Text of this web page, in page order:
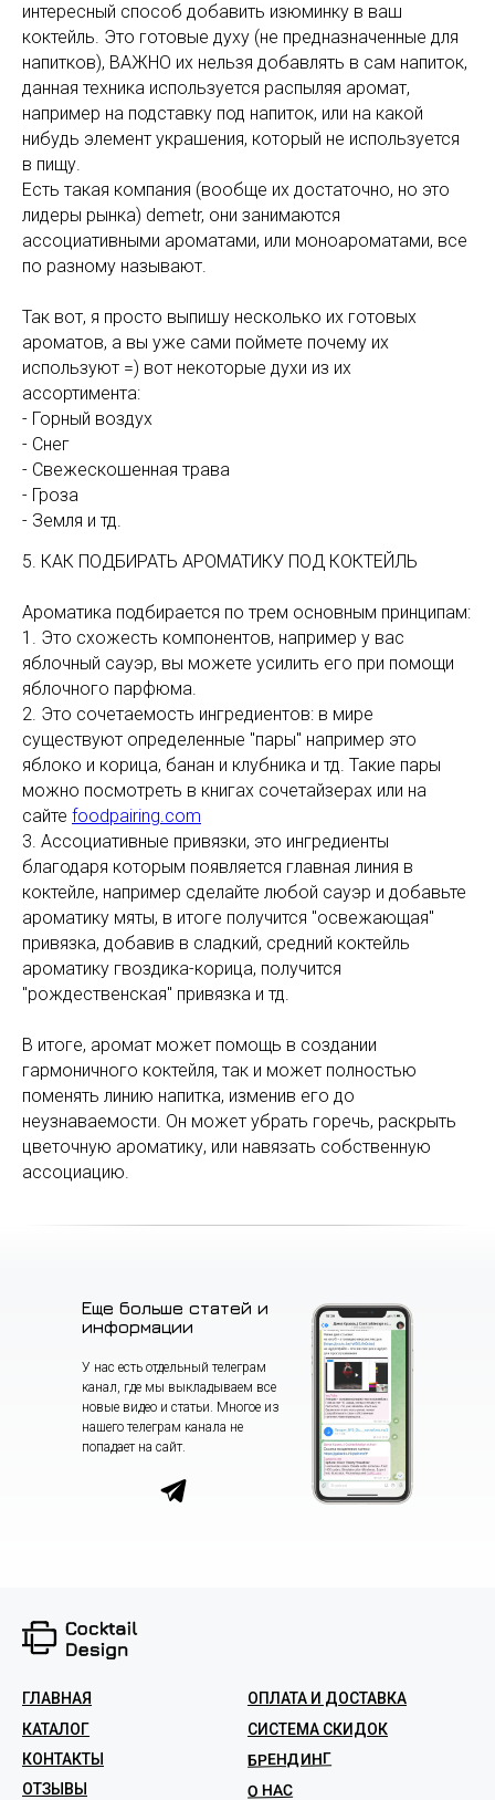
интересный способ добавить изюминку в ваш
коктейль. Это готовые духу (не предназначенные для
напитков), ВАЖНО их нельзя добавлять в сам напиток,
данная техника используется распыляя аромат,
например на подставку под напиток, или на какой
нибудь элемент украшения, который не используется
в пищу.
Есть такая компания (вообще их достаточно, но это
лидеры рынка) demetr, они занимаются
ассоциативными ароматами, или моноароматами, все
по разному называют.
Так вот, я просто выпишу несколько их готовых
ароматов, а вы уже сами поймете почему их
используют =) вот некоторые духи из их
ассортимента:
- Горный воздух
- Снег
- Свежескошенная трава
- Гроза
- Земля и тд.
5. КАК ПОДБИРАТЬ АРОМАТИКУ ПОД КОКТЕЙЛЬ
Ароматика подбирается по трем основным принципам:
1. Это схожесть компонентов, например у вас
яблочный сауэр, вы можете усилить его при помощи
яблочного парфюма.
2. Это сочетаемость ингредиентов: в мире
существуют определенные "пары" например это
яблоко и корица, банан и клубника и тд. Такие пары
можно посмотреть в книгах сочетайзерах или на
сайте foodpairing.com
3. Ассоциативные привязки, это ингредиенты
благодаря которым появляется главная линия в
коктейле, например сделайте любой сауэр и добавьте
ароматику мяты, в итоге получится "освежающая"
привязка, добавив в сладкий, средний коктейль
ароматику гвоздика-корица, получится
"рождественская" привязка и тд.
В итоге, аромат может помощь в создании
гармоничного коктейля, так и может полностью
поменять линию напитка, изменив его до
неузнаваемости. Он может убрать горечь, раскрыть
цветочную ароматику, или навязать собственную
ассоциацию.
Еще больше статей и
информации
У нас есть отдельный телеграм
канал, где мы выкладываем все
новые видео и статьи. Многое из
нашего телеграм канала не
попадает на сайт.
ГЛАВНАЯ
ИЗГОТОВЛЕНИЕ НА ЗАКАЗ
ОПЛАТА И ДОСТАВКА
СИСТЕМА СКИДОК
КОНТАКТЫ
КАТАЛОГ
БРЕНДИНГ
ОТЗЫВЫ О НАС